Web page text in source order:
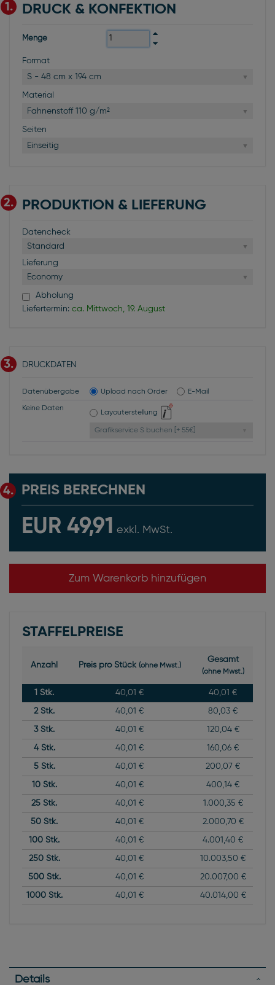
1. DRUCK & KONFEKTION
Menge
Format
S - 48 cm x 194 cm
Material
Fahnenstoff 110 g/m²
Seiten
Einseitig
2. PRODUKTION & LIEFERUNG
Datencheck
Standard
Lieferung
Economy
Abholung
Liefertermin: ca. Mittwoch, 19. August
3. DRUCKDATEN
Datenübergabe Upload nach Order E-Mail
Keine Daten
Layouterstellung
Grafikservice S buchen [+ 55€]
4. PREIS BERECHNEN
EUR 49,91 exkl. MwSt.
Zum Warenkorb hinzufügen
STAFFELPREISE
Anzahl Preis pro Stück (ohne Mwst.)
Gesamt
(ohne Mwst.)
1 Stk. 40,01 € 40,01 €
2Stk. 40,01 € 80,03 €
3Stk. 40,01 € 120,04 €
4Stk. 40,01 € 160,06 €
5Stk. 40,01 € 200,07 €
10Stk. 40,01 € 400,14 €
25 Stk. 40,01 € 1.000,35 €
50 Stk. 40,01 € 2.000,70 €
100 Stk. 40,01 € 4.001,40 €
250Stk. 40,01 € 10.003,50 €
500Stk. 40,01 € 20.007,00 €
1000Stk. 40,01 € 40.014,00 €
Details